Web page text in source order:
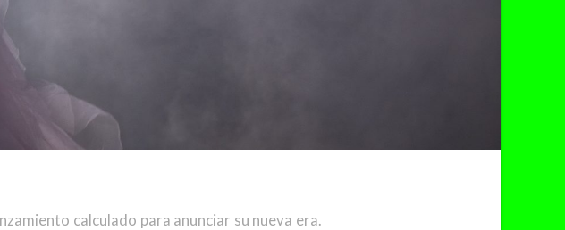
calculado para anunciar su nueva era.